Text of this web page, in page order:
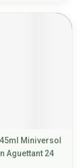
Miniversol
Aguettant 24